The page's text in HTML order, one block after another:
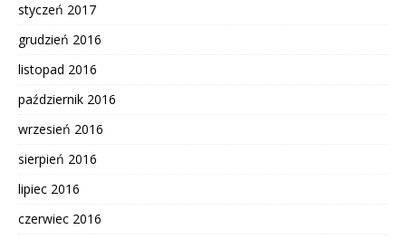
styczeń 2017
grudzień 2016
listopad 2016
październik 2016
wrzesień 2016
sierpień 2016
lipiec 2016
czerwiec 2016